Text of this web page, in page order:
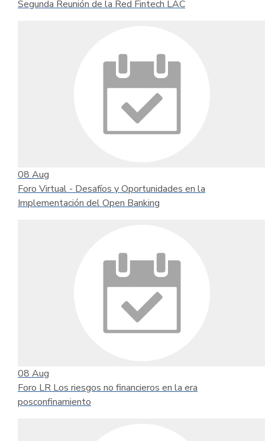
Segunda Reunión de la Red Fintech LAC
08 Aug
Foro Virtual - Desafíos y Oportunidades en la
Implementación del Open Banking
08 Aug
Foro LR Los riesgos no financieros en la era
posconfinamiento